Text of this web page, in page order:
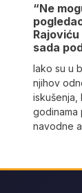
“Ne
sada
Iako su u
njihov
iskušenja,
godinama
navodne